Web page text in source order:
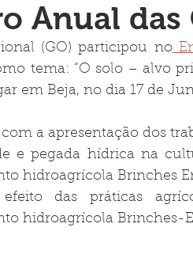
Anual das
(GO) participou no
tema: “O solo – alvo
em Beja, no dia 17 de
a apresentação dos
e pegada hídrica na
hidroagrícola Brinches
efeito das práticas
hidroagrícola Brinches-